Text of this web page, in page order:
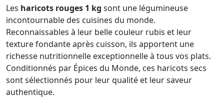
Les haricots rouges 1 kg sont une légumineuse
incontournable des cuisines du monde.
Reconnaissables à leur belle couleur rubis et leur
texture fondante après cuisson, ils apportent une
richesse nutritionnelle exceptionnelle à tous vos plats.
Conditionnés par Épices du Monde, ces haricots secs
sont sélectionnés pour leur qualité et leur saveur
authentique.